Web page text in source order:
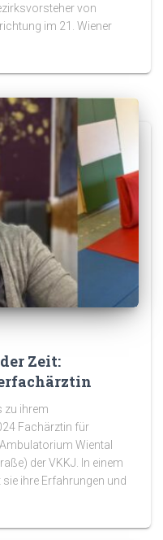
von
im 21. Wiener
Zeit:
zu ihrem
Fachärztin für
Wiental
der VKKJ. In einem
ihre Erfahrungen und